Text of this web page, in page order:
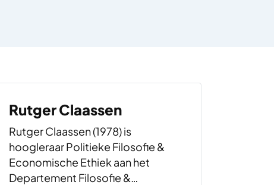
Rutger Claassen
Rutger Claassen (1978) is
hoogleraar Politieke Filosofie &
Economische Ethiek aan het
Departement Filosofie &